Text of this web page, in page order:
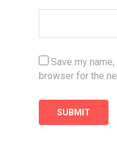
Save my
browser for the